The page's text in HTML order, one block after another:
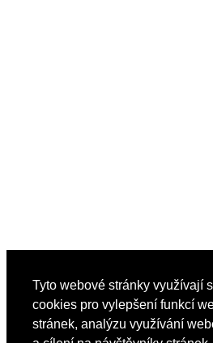
Tyto webové stránky využívají
cookies pro vylepšení funkcí
stránek, analýzu využívání